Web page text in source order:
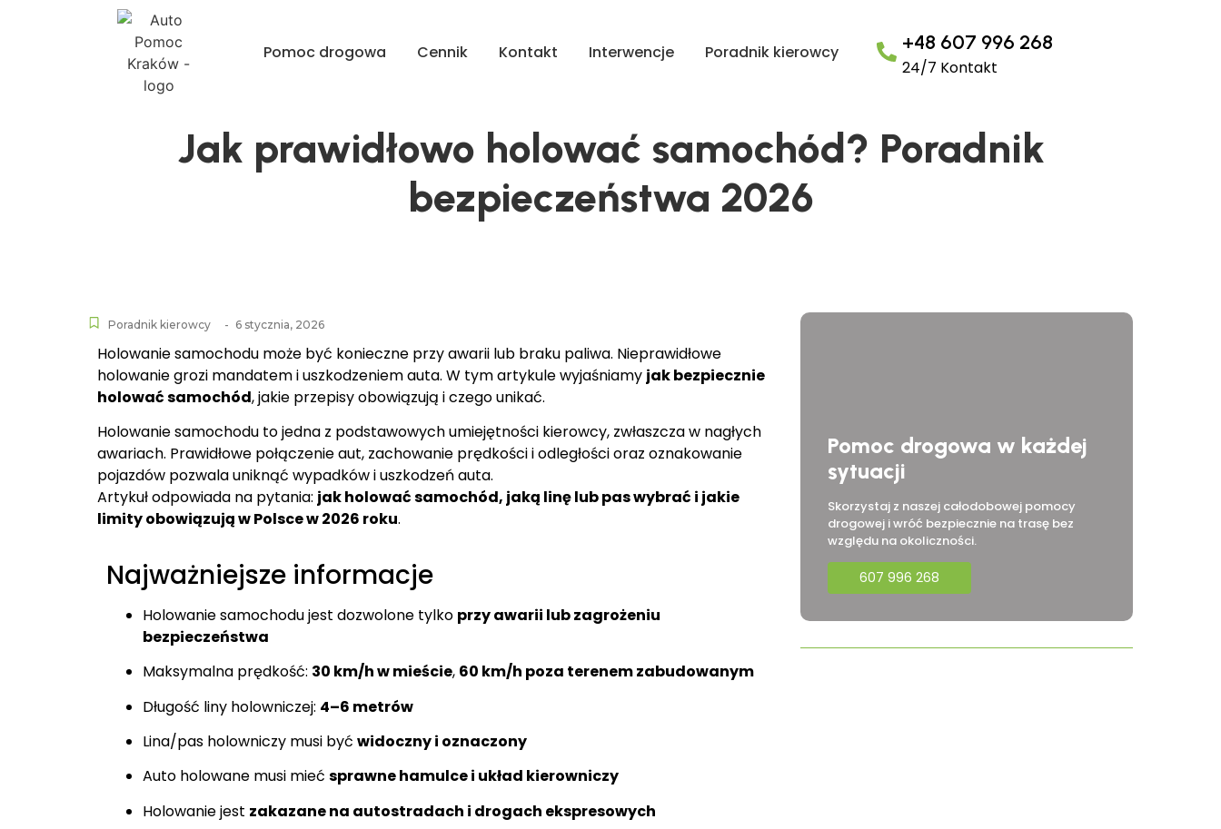
Pomoc drogowa Cennik Kontakt Interwencje Poradnik kierowcy +48 607 996 268
24/7 Kontakt
Jak prawidłowo holować samochód? Poradnik
bezpieczeństwa 2026
Poradnik kierowcy - 6 stycznia, 2026
Holowanie samochodu może być konieczne przy awarii lub braku paliwa. Nieprawidłowe
holowanie grozi mandatem i uszkodzeniem auta. W tym artykule wyjaśniamy jak bezpiecznie
holować samochód, jakie przepisy obowiązują i czego unikać.
Holowanie samochodu to jedna z podstawowych umiejętności kierowcy, zwłaszcza w nagłych
awariach. Prawidłowe połączenie aut, zachowanie prędkości i odległości oraz oznakowanie
pojazdów pozwala uniknąć wypadków i uszkodzeń auta.
Artykuł odpowiada na pytania: jak holować samochód, jaką linę lub pas wybrać i jakie
limity obowiązują w Polsce w 2026 roku.
Najważniejsze informacje
Holowanie samochodu jest dozwolone tylko przy awarii lub zagrożeniu
bezpieczeństwa
Maksymalna prędkość: 30 km/h w mieście, 60 km/h poza terenem zabudowanym
Długość liny holowniczej: 4–6 metrów
Lina/pas holowniczy musi być widoczny i oznaczony
Auto holowane musi mieć sprawne hamulce i układ kierowniczy
Holowanie jest zakazane na autostradach i drogach ekspresowych
Pomoc drogowa w każdej
sytuacji
Skorzystaj z naszej całodobowej pomocy
drogowej i wróć bezpiecznie na trasę bez
względu na okoliczności.
607 996 268